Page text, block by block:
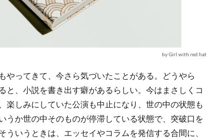
by Girl with red hat
やってきて、今さら気づいたことがある。どうやら
と、小説を書き出す癖があるらしい。今はまさしくコ
楽しみにしていた公演も中止になり、世の中の状態も
か世の中そのものが停滞している状態で、突破口を
ういうときは、エッセイやコラムを発信する合間に、